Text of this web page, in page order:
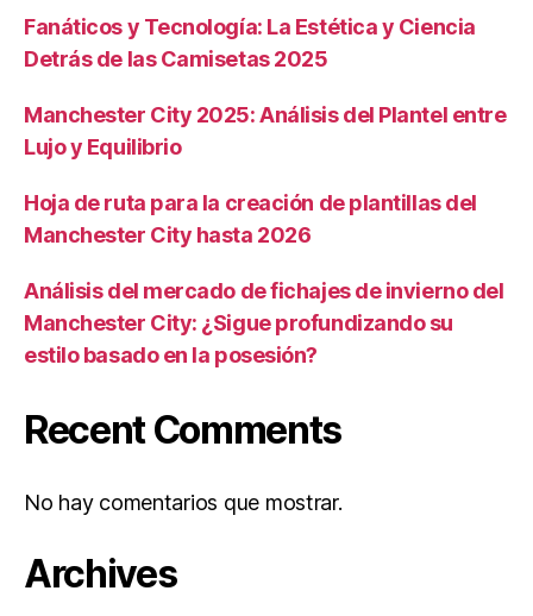
Fanáticos y Tecnología: La Estética y Ciencia
Detrás de las Camisetas 2025
Manchester City 2025: Análisis del Plantel entre
Lujo y Equilibrio
Hoja de ruta para la creación de plantillas del
Manchester City hasta 2026
Análisis del mercado de fichajes de invierno del
Manchester City: ¿Sigue profundizando su
estilo basado en la posesión?
Recent Comments
No hay comentarios que mostrar.
Archives